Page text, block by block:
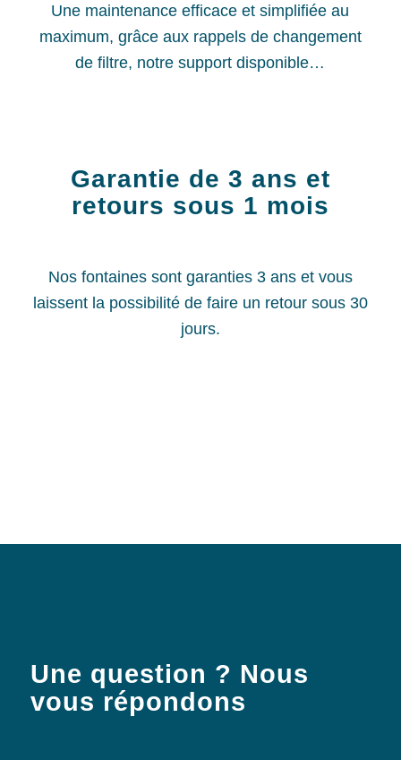
Une maintenance efficace et simplifiée au
maximum, grâce aux rappels de changement
de filtre, notre support disponible…
Garantie de 3 ans et
retours sous 1 mois
Nos fontaines sont garanties 3 ans et vous
laissent la possibilité de faire un retour sous 30
jours.
Une question ? Nous
vous répondons